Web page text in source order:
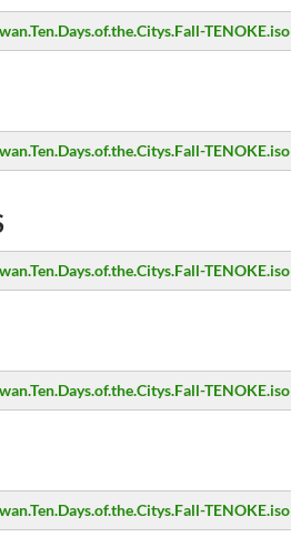
TENOKE.iso
TENOKE.iso
TENOKE.iso
TENOKE.iso
TENOKE.iso